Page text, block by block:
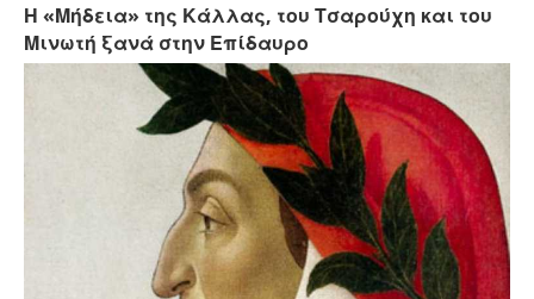
Η «Μήδεια» της Κάλλας, του Τσαρούχη και του
Μινωτή ξανά στην Επίδαυρο